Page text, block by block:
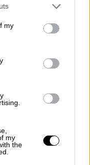
my
my
the
Press
los
por 'ómicron'
dosis
la
virus haciendo